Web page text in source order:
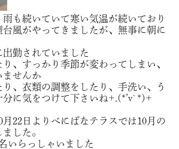
も続いていて寒い気温が続いており
台風がやってきましたが、無事に朝に
勤されていました
、すっかり季節が変わってしまい、
ませんか
、衣類の調整をしたり、手洗い、う
分に気をつけて下さいね+.(*’v`*)+
22日よりべにばなテラスでは10月の
した。
いらっしゃいました